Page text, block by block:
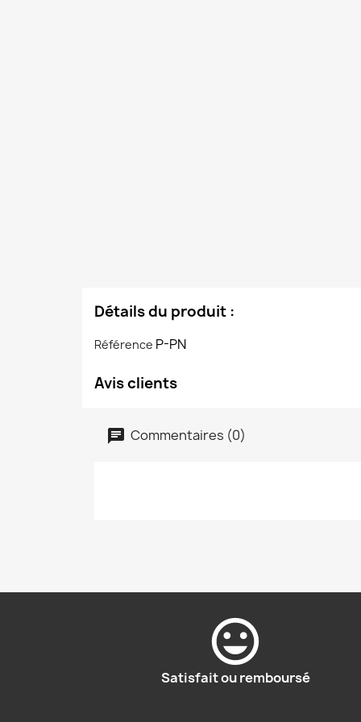
Détails du produit :
Référence P-PN
Avis clients
Commentaires (0)
Satisfait ou remboursé